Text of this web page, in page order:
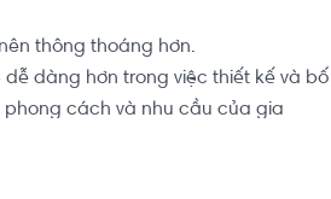
thông thoáng hơn.
dàng hơn trong việc thiết kế và bố
cách và nhu cầu của gia